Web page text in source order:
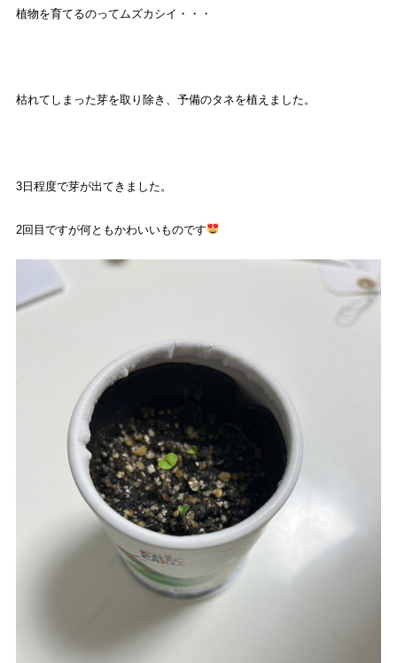
植物を育てるのってムズカシイ・・・
枯れてしまった芽を取り除き、予備のタネを植えました。
3日程度で芽が出てきました。
2回目ですが何ともかわいいものです